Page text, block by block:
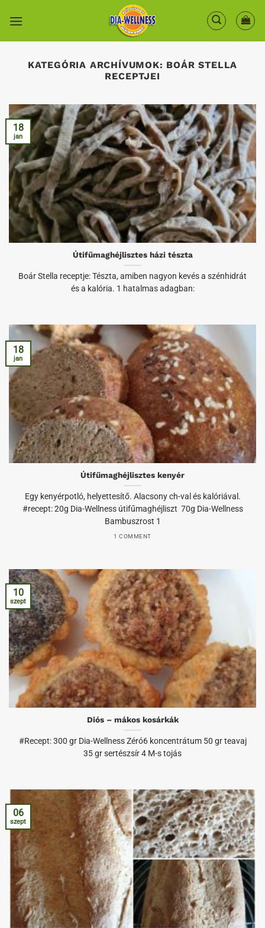
KATEGÓRIA ARCHÍVUMOK: BOÁR STELLA
RECEPTJEI
Útifűmaghéjlisztes házi tészta
Boár Stella receptje: Tészta, amiben nagyon kevés a szénhidrát
és a kalória. 1 hatalmas adagban:
18
jan
Útifűmaghéjlisztes kenyér
Egy kenyérpotló, helyettesítő. Alacsony ch-val és kalóriával.
#recept: 20g Dia-Wellness útifűmaghéjliszt 70g Dia-Wellness
Bambuszrost 1
1 COMMENT
18
jan
Diós – mákos kosárkák
#Recept: 300 gr Dia-Wellness Zéró6 koncentrátum 50 gr teavaj
35 gr sertészsír 4 M-s tojás
10
szept
06
szept